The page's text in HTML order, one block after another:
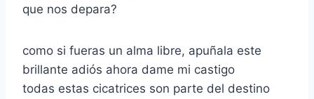
que nos depara?
como si fueras un alma libre, apuñala este
brillante adiós ahora dame mi castigo
todas estas cicatrices son parte del destino